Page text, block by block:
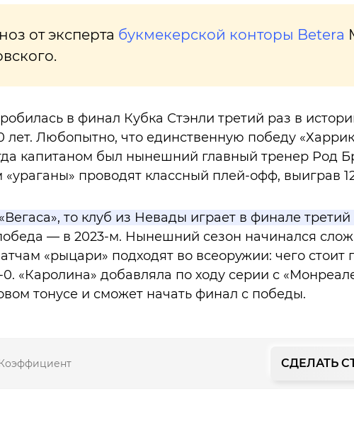
от эксперта букмекерской конторы Betera
в финал Кубка Стэнли третий раз в
лет. Любопытно, что единственную победу
капитаном был нынешний главный тренер Род
«ураганы» проводят классный плей-офф, выиграв
то клуб из Невады играет в финале третий
— в 2023-м. Нынешний сезон начинался
«рыцари» подходят во всеоружии: чего стоит
0. «Каролина» добавляла по ходу серии с
тонусе и сможет начать финал с победы.
СДЕЛАТЬ